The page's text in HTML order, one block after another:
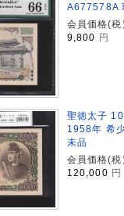
A677578A
会員価格(税
9,800 円
聖徳太子
1958年 希
未品
会員価格(税
120,000 円